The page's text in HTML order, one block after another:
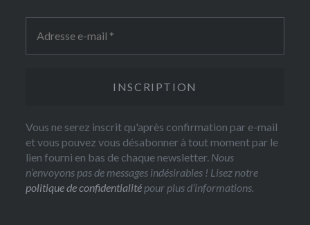
Vous ne serez inscrit qu'après confirmation par e-mail
et vous pouvez vous désabonner à tout moment par le
lien fourni en bas de chaque newsletter. Nous
n’envoyons pas de messages indésirables ! Lisez notre
politique de confidentialité pour plus d’informations.